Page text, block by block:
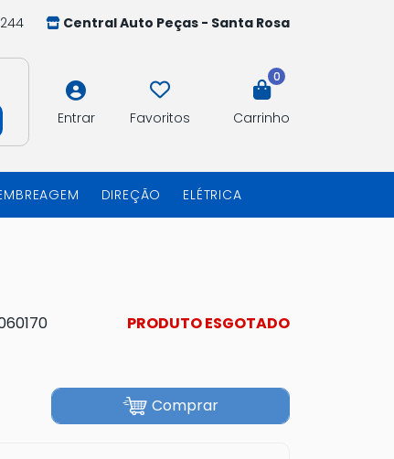
Central Auto Peças - Santa Rosa
Entrar Favoritos
0
Carrinho
DIREÇÃO ELÉTRICA
PRODUTO ESGOTADO
Comprar